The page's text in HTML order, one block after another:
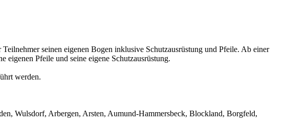
seinen eigenen Bogen inklusive Schutzausrüstung und Pfeile. Ab einer
eigenen Pfeile und seine eigene Schutzausrüstung.
werden.
Wulsdorf, Arbergen, Arsten, Aumund-Hammersbeck, Blockland, Borgfeld,